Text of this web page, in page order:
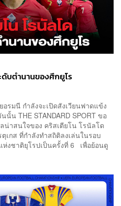
ดับตำนานของศึกยูโร
อรมนี กำลังจะเปิดสังเวียนฟาดแข้ง
นั้น THE STANDARD SPORT ขอ
าสนใจของ คริสเตียโน โรนัลโด
เกส ที่กำลังทำสถิติลงเล่นในรอบ
งชาติยุโรปเป็นครั้งที่ 6 เพื่อย้อนดู